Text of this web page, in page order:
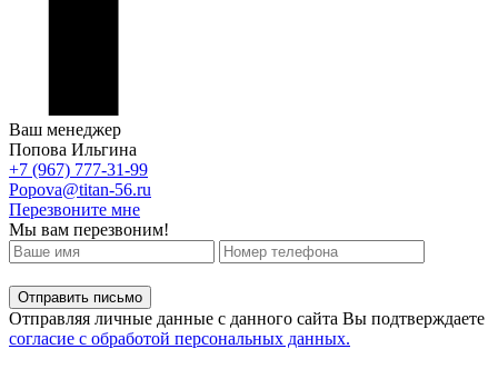
Ваш менеджер
Попова Ильгина
+7 (967) 777-31-99
Popova@titan-56.ru
Перезвоните мне
Мы вам перезвоним!
Отправляя личные данные с данного сайта Вы подтверждаете
согласие с обработой персональных данных.